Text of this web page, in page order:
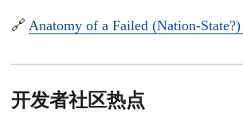
🔗 Anatomy of a Failed (Nation-
开发者社区热点